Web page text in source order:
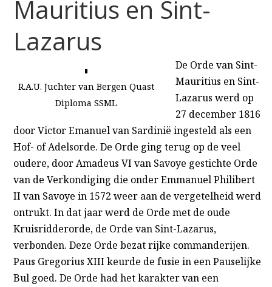
Mauritius en Sint-
Lazarus
R.A.U. Juchter van Bergen Quast
Diploma SSML
De Orde van Sint-
Mauritius en Sint-
Lazarus werd op
27 december 1816
door Victor Emanuel van Sardinië ingesteld als een
Hof- of Adelsorde. De Orde ging terug op de veel
oudere, door Amadeus VI van Savoye gestichte Orde
van de Verkondiging die onder Emmanuel Philibert
II van Savoye in 1572 weer aan de vergetelheid werd
ontrukt. In dat jaar werd de Orde met de oude
Kruisridderorde, de Orde van Sint-Lazarus,
verbonden. Deze Orde bezat rijke commanderijen.
Paus Gregorius XIII keurde de fusie in een Pauselijke
Bul goed. De Orde had het karakter van een